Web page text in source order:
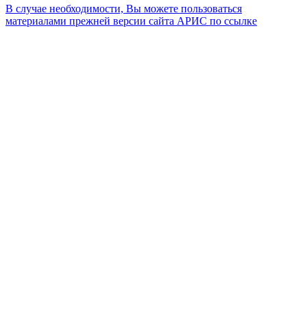
В случае необходимости, Вы можете пользоваться
материалами прежней версии сайта АРИС по ссылке